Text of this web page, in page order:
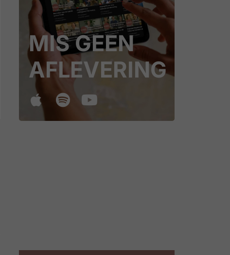
MIS GEEN
AFLEVERING